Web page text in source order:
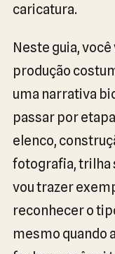
caricatura.
Neste guia,
produção
uma narrativa
passar por
elenco,
fotografia, trilha
vou trazer
reconhecer o
mesmo quando